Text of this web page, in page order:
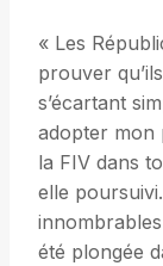
« Les
prouver
s’écartant
adopter mon
la FIV dans
elle
été plongée